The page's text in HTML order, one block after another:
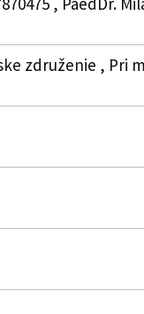
združenie , Pri